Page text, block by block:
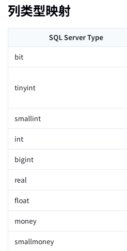
列类型映射
SQL Server Type
bit
tinyint
smallint
int
bigint
real
float
money
smallmoney